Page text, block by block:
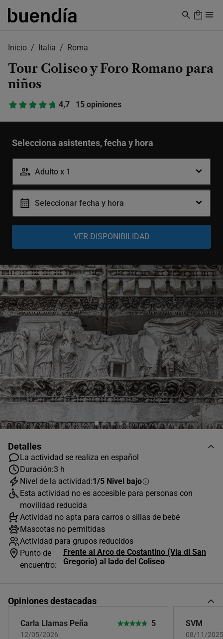
Skip
Inicio Italia Roma
Tour Coliseo y Foro Romano para
niños
4,7 15 opiniones
Selecciona asistentes, fecha y hora
Adulto x 1
Niño
4-17 años - +
Bebé
0-3 años - +
Seleccionar fecha y hora
AGOSTO 2026
L
M X J
1
2
3
4 5 6 7 8
12 13 14 15
16
24
25 26 27
Horas disponibles (1)
Detalles
La actividad se realiza en español
Duración:3 h
Nivel de la actividad:1/5 Nivel bajo
Esta actividad no es accesible para personas con
movilidad reducida
Actividad no apta para carros o sillas de bebé
Mascotas no permitidas
Actividad para grupos reducidos
Punto de
encuentro:
Frente al Arco de Costantino (Via di San
Gregorio) al lado del Coliseo
Opiniones destacadas
Carla Llamas Peña
12/05/2026
5 SVM
08/11/2025